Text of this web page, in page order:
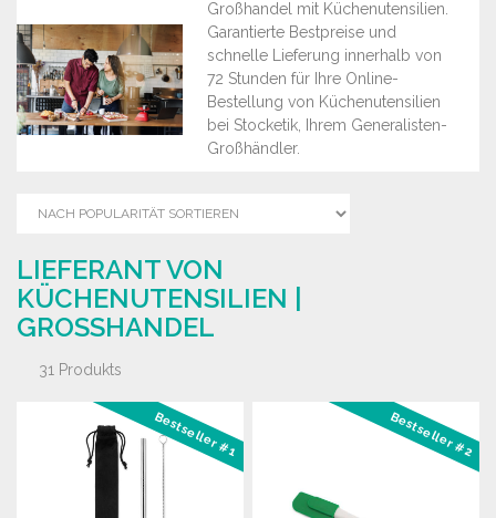
Großhandel mit Küchenutensilien.
Garantierte Bestpreise und
schnelle Lieferung innerhalb von
72 Stunden für Ihre Online-
Bestellung von Küchenutensilien
bei Stocketik, Ihrem Generalisten-
Großhändler.
LIEFERANT VON
KÜCHENUTENSILIEN |
GROSSHANDEL
31 Produkts
Bestseller #1 Bestseller #2